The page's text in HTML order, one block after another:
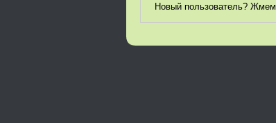
Новый пользователь? Жмем